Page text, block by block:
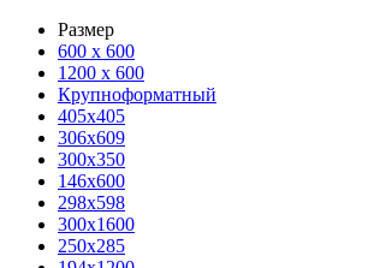
Размер
600 х 600
1200 х 600
Крупноформатный
405x405
306x609
300x350
146x600
298x598
300x1600
250x285